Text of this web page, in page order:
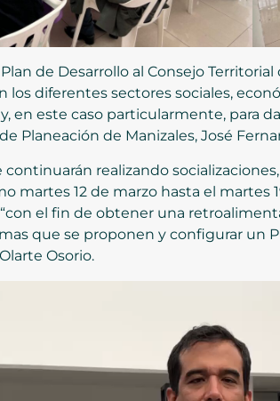
de Desarrollo al Consejo
diferentes sectores sociales,
en este caso particularmente, para
Planeación de Manizales, José
realizando
martes 12 de marzo hasta el
el fin de obtener una
que se proponen y configurar un
Osorio.